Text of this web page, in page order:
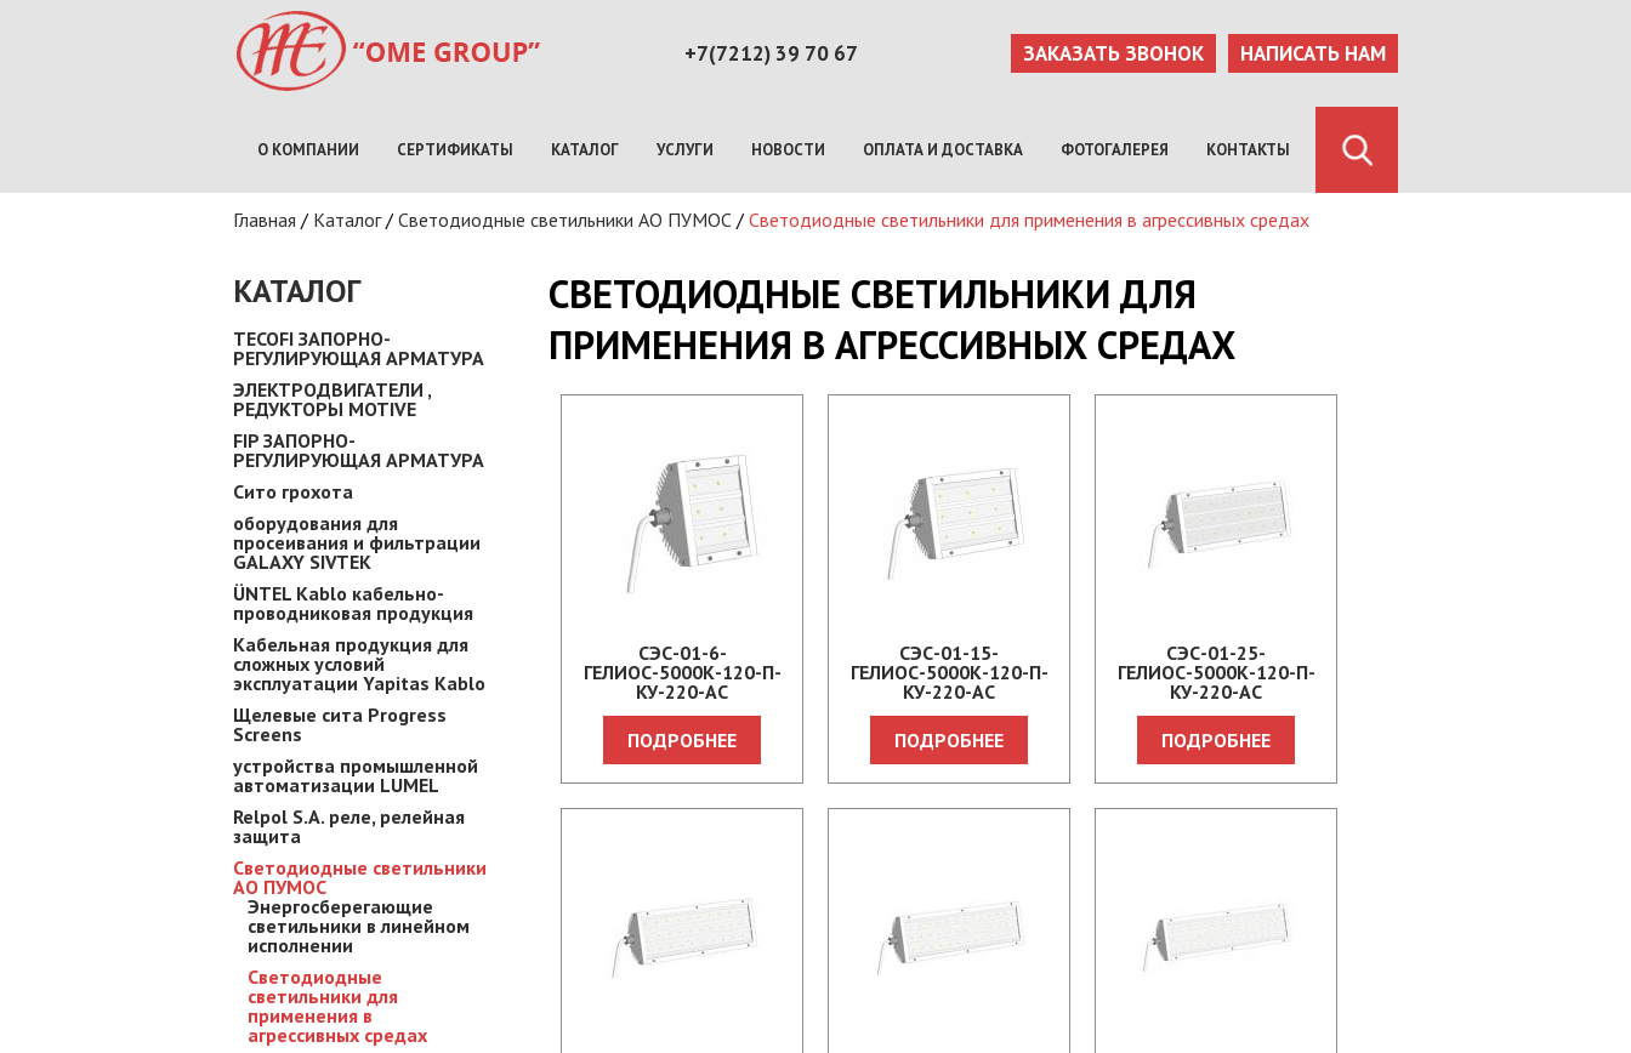
+7(7212) 39 70 67 ЗАКАЗАТЬ ЗВОНОК НАПИСАТЬ НАМ
О КОМПАНИИ СЕРТИФИКАТЫ КАТАЛОГ УСЛУГИ НОВОСТИ ОПЛАТА И ДОСТАВКА ФОТОГАЛЕРЕЯ КОНТАКТЫ
Главная / Каталог / Светодиодные светильники АО ПУМОС / Светодиодные светильники для применения в агрессивных средах
КАТАЛОГ
TECOFI ЗАПОРНО-
РЕГУЛИРУЮЩАЯ АРМАТУРА
ЭЛЕКТРОДВИГАТЕЛИ ,
РЕДУКТОРЫ MOTIVE
FIP ЗАПОРНО-
РЕГУЛИРУЮЩАЯ АРМАТУРА
Сито грохота
оборудования для
просеивания и фильтрации
GALAXY SIVTEK
ÜNTEL Kablo кабельно-
проводниковая продукция
Кабельная продукция для
сложных условий
эксплуатации Yapitas Kablo
Щелевые сита Progress
Screens
устройства промышленной
автоматизации LUMEL
Relpol S.A. реле, релейная
защита
Светодиодные светильники
АО ПУМОС
Энергосберегающие
светильники в линейном
исполнении
Светодиодные
светильники для
применения в
агрессивных средах
СВЕТОДИОДНЫЕ СВЕТИЛЬНИКИ ДЛЯ
ПРИМЕНЕНИЯ В АГРЕССИВНЫХ СРЕДАХ
СЭС-01-6-
ГЕЛИОС-5000К-120-П-
КУ-220-АС
ПОДРОБНЕЕ
СЭС-01-15-
ГЕЛИОС-5000К-120-П-
КУ-220-АС
ПОДРОБНЕЕ
СЭС-01-25-
ГЕЛИОС-5000К-120-П-
КУ-220-АС
ПОДРОБНЕЕ